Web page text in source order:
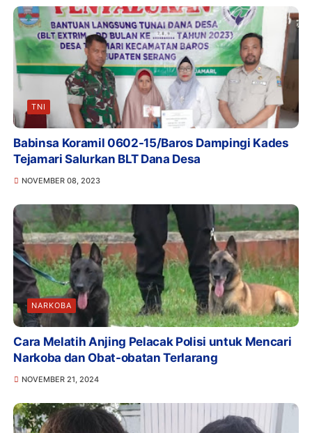
TNI
Babinsa Koramil 0602-15/Baros Dampingi Kades
Tejamari Salurkan BLT Dana Desa
NOVEMBER 08, 2023
NARKOBA
Cara Melatih Anjing Pelacak Polisi untuk Mencari
Narkoba dan Obat-obatan Terlarang
NOVEMBER 21, 2024